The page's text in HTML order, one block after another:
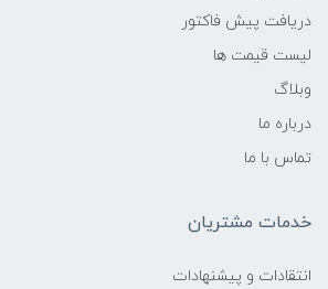
دریافت پیش فاکتور
لیست قیمت ها
وبلاگ
درباره ما
تماس با ما
خدمات مشتریان
انتقادات و پیشنهادات